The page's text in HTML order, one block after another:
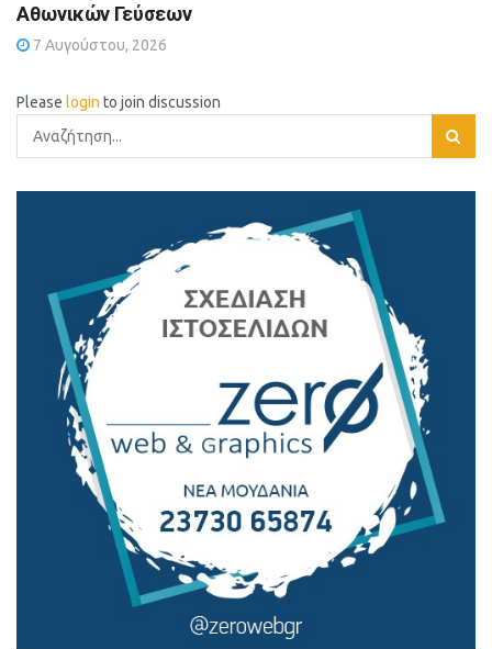
Αθωνικών Γεύσεων
7 Αυγούστου, 2026
Please login to join discussion